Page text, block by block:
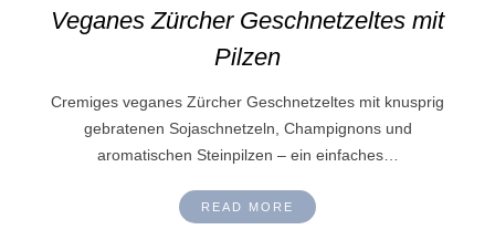
Veganes Zürcher Geschnetzeltes mit
Pilzen
Cremiges veganes Zürcher Geschnetzeltes mit knusprig
gebratenen Sojaschnetzeln, Champignons und
aromatischen Steinpilzen – ein einfaches…
READ MORE